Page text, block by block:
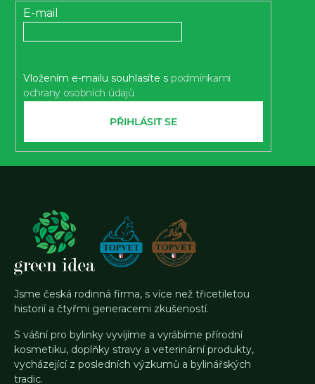
E-mail
Vložením e-mailu souhlasíte s podmínkami
ochrany osobních údajů
PŘIHLÁSIT SE
Jsme česká rodinná firma, s více než třicetiletou
historií a čtyřmi generacemi zkušeností.
S vášní pro bylinky vyvíjíme a vyrábíme přírodní
kosmetiku, doplňky stravy a veterinární produkty,
vycházející z posledních výzkumů a bylinářských
tradic.